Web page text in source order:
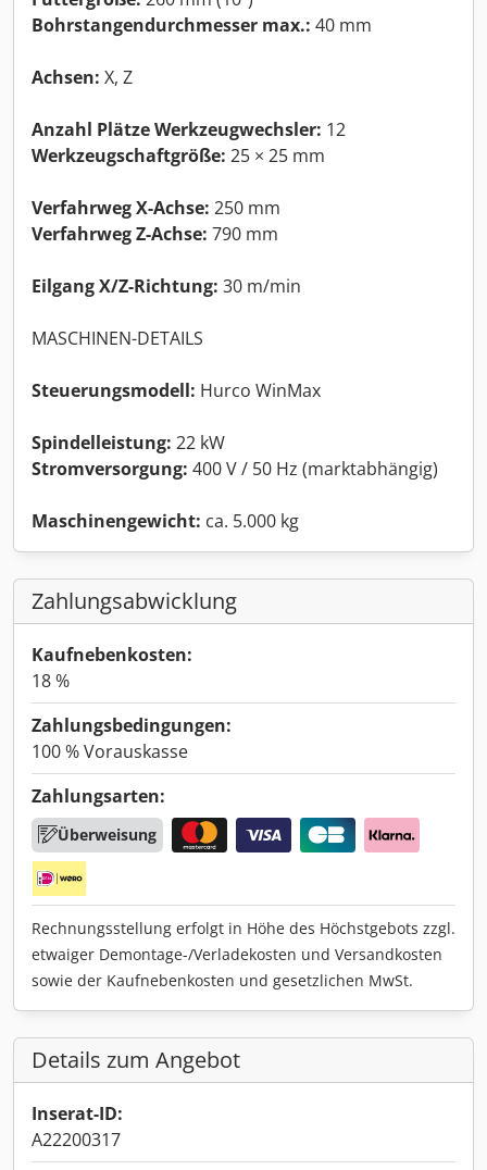
Bohrstangendurchmesser max.: 40 mm
Achsen: X, Z
Anzahl Plätze Werkzeugwechsler: 12
Werkzeugschaftgröße: 25 × 25 mm
Verfahrweg X-Achse: 250 mm
Verfahrweg Z-Achse: 790 mm
Eilgang X/Z-Richtung: 30 m/min
MASCHINEN-DETAILS
Steuerungsmodell: Hurco WinMax
Spindelleistung: 22 kW
Stromversorgung: 400 V / 50 Hz (marktabhängig)
Maschinengewicht: ca. 5.000 kg
Zahlungsabwicklung
Kaufnebenkosten:
18 %
Zahlungsbedingungen:
100 % Vorauskasse
Zahlungsarten:
Überweisung
Rechnungsstellung erfolgt in Höhe des Höchstgebots zzgl.
etwaiger Demontage-/Verladekosten und Versandkosten
sowie der Kaufnebenkosten und gesetzlichen MwSt.
Details zum Angebot
Inserat-ID:
A22200317